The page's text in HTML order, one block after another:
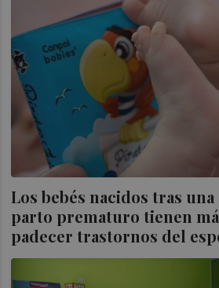
Los bebés nacidos tras una
parto prematuro tienen
padecer trastornos del